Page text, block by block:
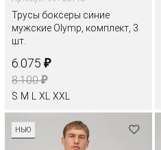
Трусы боксеры синие
мужские Olymp, комплект, 3
шт.
6.075 ₽
8.100₽
S M XL XXL
НЬЮ